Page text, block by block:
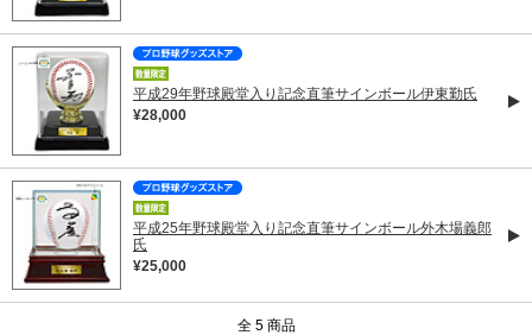
平成29年野球殿堂入り記念直筆サインボール伊東勤氏
¥28,000
平成25年野球殿堂入り記念直筆サインボール外木場義郎
氏
¥25,000
全 5 商品